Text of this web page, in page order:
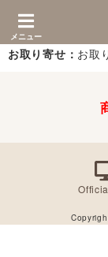
メニュー
お取り寄せ： お取